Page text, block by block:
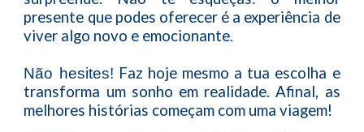
presente que podes oferecer é a experiência de
viver algo novo e emocionante.
Não hesites! Faz hoje mesmo a tua escolha e
transforma um sonho em realidade. Afinal, as
melhores histórias começam com uma viagem!